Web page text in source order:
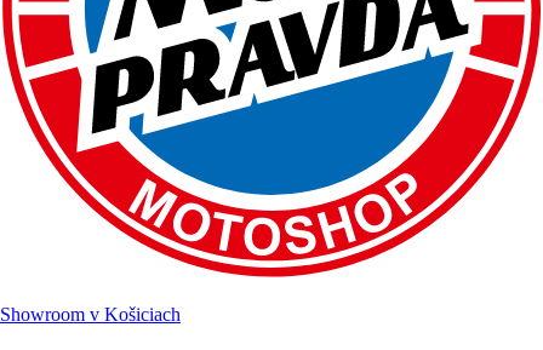
Showroom v Košiciach